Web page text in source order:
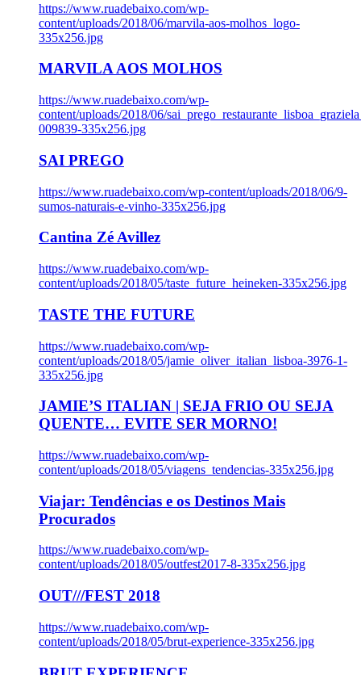
https://www.ruadebaixo.com/wp-
content/uploads/2018/06/marvila-aos-molhos_logo-
335x256.jpg
MARVILA AOS MOLHOS
https://www.ruadebaixo.com/wp-
content/uploads/2018/06/
009839-335x256.jpg
SAI PREGO
https://www.ruadebaixo.com/wp-content/uploads/2018/06/9-
sumos-naturais-e-vinho-335x256.jpg
Cantina Zé Avillez
https://www.ruadebaixo.com/wp-
content/uploads/2018/05/taste_future_heineken-335x256.jpg
TASTE THE FUTURE
https://www.ruadebaixo.com/wp-
content/uploads/2018/05/jamie_oliver_italian_lisboa-3976-1-
335x256.jpg
JAMIE’S ITALIAN | SEJA FRIO OU SEJA
QUENTE… EVITE SER MORNO!
https://www.ruadebaixo.com/wp-
content/uploads/2018/05/viagens_tendencias-335x256.jpg
Viajar: Tendências e os Destinos Mais
Procurados
https://www.ruadebaixo.com/wp-
content/uploads/2018/05/outfest2017-8-335x256.jpg
OUT///FEST 2018
https://www.ruadebaixo.com/wp-
content/uploads/2018/05/brut-experience-335x256.jpg